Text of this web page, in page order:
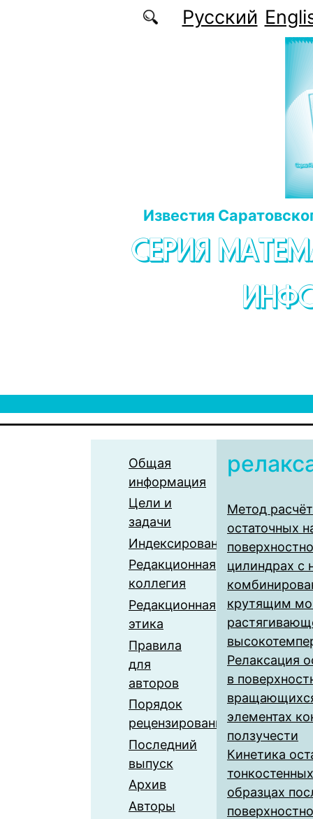
Перейти к основному содержаниюРусский
Известия
СЕРИЯ
Общая
информация
Цели и
задачи
Индексирование
Редакционная
коллегия
Редакционная
этика
Правила
для
авторов
Порядок
рецензирования
Последний
выпуск
Архив
Авторы
Метод
остаточных
цилиндрах с
крутящим
Релаксация
в
элементах
ползучести
Кинетика
образцах